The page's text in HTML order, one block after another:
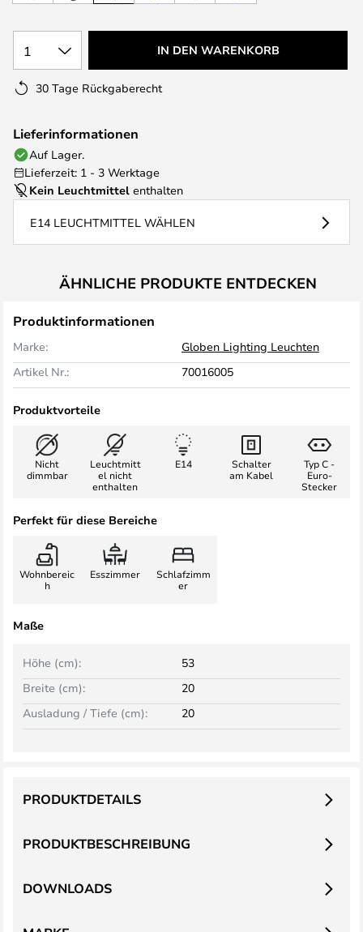
1 IN DEN WARENKORB
30 Tage Rückgaberecht
Lieferinformationen
Auf Lager.
Lieferzeit: 1 - 3 Werktage
Kein Leuchtmittel enthalten
E14 LEUCHTMITTEL WÄHLEN
ÄHNLICHE PRODUKTE ENTDECKEN
Produktinformationen
Marke:
Globen Lighting Leuchten
Artikel Nr.:
70016005
Produktvorteile
Nicht
dimmbar
Leuchtmitt
el nicht
enthalten
E14
Schalter
am Kabel
Typ C -
Euro-
Stecker
Perfekt für diese Bereiche
Wohnbereic
h
Esszimmer
Schlafzimm
er
Maße
Breite (cm): 20
Höhe (cm): 53
Ausladung / Tiefe (cm): 20
PRODUKTBESCHREIBUNG
PRODUKTDETAILS
DOWNLOADS